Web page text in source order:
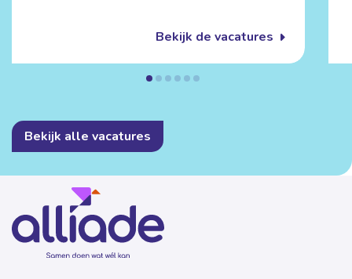
Bekijk de vacatures
Bekijk alle vacatures